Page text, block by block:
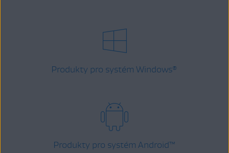
Produkty pro systém Windows®
Produkty pro systém Android™